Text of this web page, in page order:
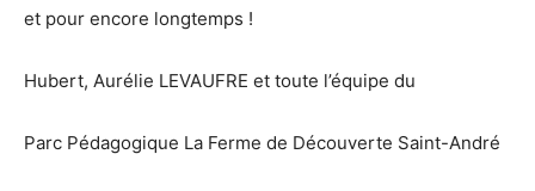
et pour encore longtemps !
Hubert, Aurélie LEVAUFRE et toute l’équipe du
Parc Pédagogique La Ferme de Découverte Saint-André